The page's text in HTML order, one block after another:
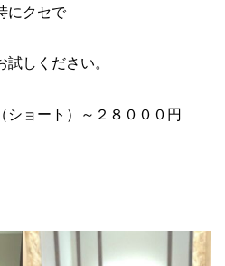
にクセで
しください。
ョート）～２８０００円